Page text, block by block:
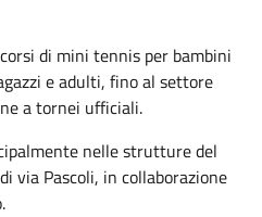
di mini tennis per bambini
e adulti, fino al settore
a tornei ufficiali.
nelle strutture del
via Pascoli, in collaborazione